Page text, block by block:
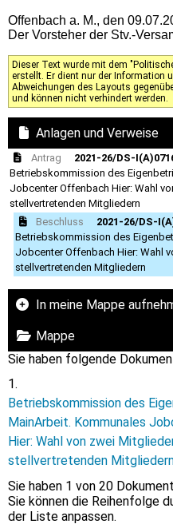
Offenbach a. M., den
Der Vorsteher der Stv.-
Dieser Text wurde mit dem
erstellt. Er dient nur der Information
Abweichungen des Layouts
und können nicht verhindert werden.
Anlagen und Verweise
Antrag
2021-26/DS-
Betriebskommission des
Jobcenter Offenbach Hier: Wahl
stellvertretenden Mitgliedern
Beschluss
2021-26/DS-
Betriebskommission des
Jobcenter Offenbach Hier: Wahl
stellvertretenden Mitgliedern
In meine Mappe
Mappe
Sie haben folgende
Betriebskommission des
MainArbeit. Kommunales
Hier: Wahl von zwei
stellvertretenden
Sie haben 1 von 20
Sie können die Reihenfolge
der Liste anpassen.